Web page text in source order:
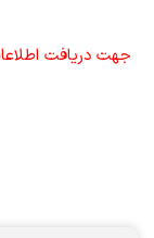
جهت دریافت